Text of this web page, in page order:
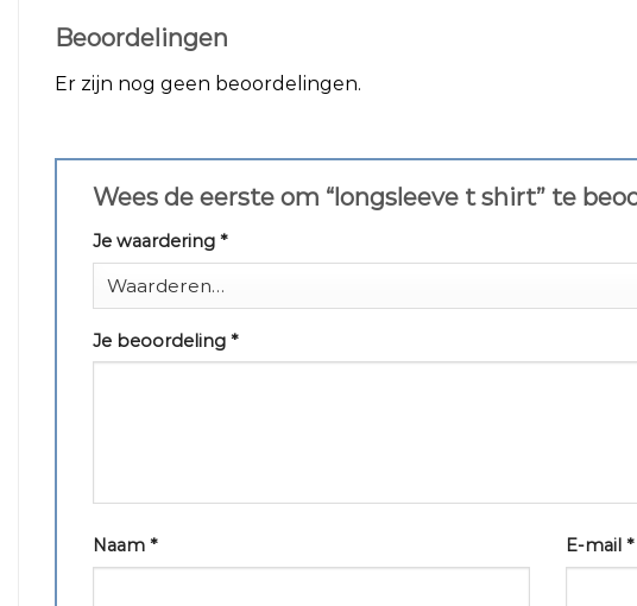
Beoordelingen
Er zijn nog geen beoordelingen.
Wees de eerste om “longsleeve t shirt” te
Je waardering *
Je beoordeling *
Naam * E-mail*